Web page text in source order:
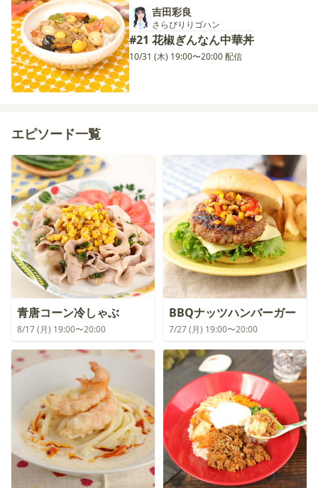
吉田彩良
さらぴりりゴハン
#21 花椒ぎんなん中華丼
10/31 (木) 19:00〜20:00 配信
エピソード一覧
青唐コーン冷しゃぶ
8/17 (月) 19:00〜20:00
BBQナッツハンバーガー
7/27 (月) 19:00〜20:00